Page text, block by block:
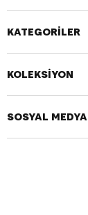
KATEGORİLER
KOLEKSİYON
SOSYAL MEDYA